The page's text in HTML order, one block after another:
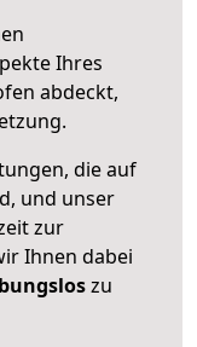
Ihres
abdeckt,
die auf
und unser
zur
Ihnen dabei
zu